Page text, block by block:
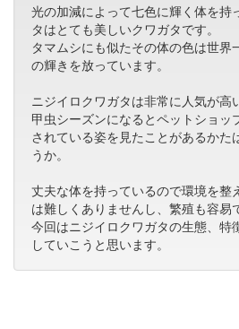
光の加減によって七色に輝く体を持
タはとても美しいクワガタです。
タマムシにも似たその体の色は世界
の輝きを放っています。
ニジイロクワガタは非常に人気が高
甲虫シーズンになるとペットショッ
されている姿を見たことがあるかた
うか。
丈夫な体を持っているので環境を整
は難しくありませんし、繁殖も容易
今回はニジイロクワガタの生態、特
していこうと思います。